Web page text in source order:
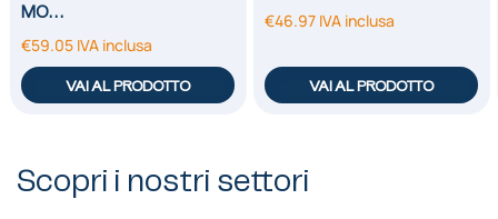
MO…
€59.05 IVA inclusa
VAI AL PRODOTTO
€46.97 IVA inclusa
VAI AL PRODOTTO
Scopri i nostri settori